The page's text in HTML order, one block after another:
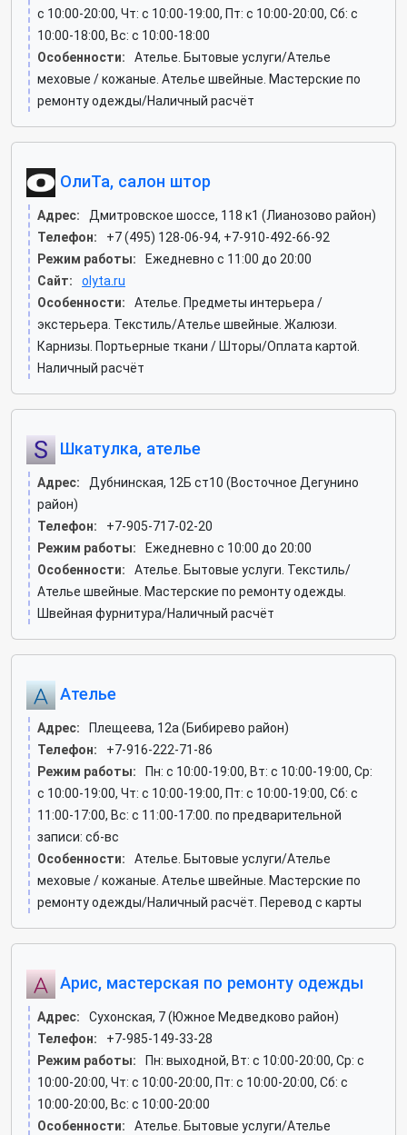
c 10:00-20:00, Чт: c 10:00-19:00, Пт: c 10:00-20:00, Сб: c
10:00-18:00, Вс: c 10:00-18:00
Особенности:
Ателье. Бытовые услуги/Ателье
меховые / кожаные. Ателье швейные. Мастерские по
ремонту одежды/Наличный расчёт
ОлиТа, салон штор
Адрес:
Дмитровское шоссе, 118 к1 (Лианозово район)
Телефон:
+7 (495) 128-06-94, +7-910-492-66-92
Режим работы:
Ежедневно с 11:00 до 20:00
Сайт:
olyta.ru
Особенности:
Ателье. Предметы интерьера /
экстерьера. Текстиль/Ателье швейные. Жалюзи.
Карнизы. Портьерные ткани / Шторы/Оплата картой.
Наличный расчёт
Шкатулка, ателье
Адрес:
Дубнинская, 12Б ст10 (Восточное Дегунино
район)
Телефон:
+7-905-717-02-20
Режим работы:
Ежедневно с 10:00 до 20:00
Особенности:
Ателье. Бытовые услуги. Текстиль/
Ателье швейные. Мастерские по ремонту одежды.
Швейная фурнитура/Наличный расчёт
Ателье
Адрес:
Плещеева, 12а (Бибирево район)
Телефон:
+7-916-222-71-86
Режим работы:
Пн: c 10:00-19:00, Вт: c 10:00-19:00, Ср:
c 10:00-19:00, Чт: c 10:00-19:00, Пт: c 10:00-19:00, Сб: c
11:00-17:00, Вс: c 11:00-17:00. по предварительной
записи: сб-вс
Особенности:
Ателье. Бытовые услуги/Ателье
меховые / кожаные. Ателье швейные. Мастерские по
ремонту одежды/Наличный расчёт. Перевод с карты
Арис, мастерская по ремонту одежды
Адрес:
Сухонская, 7 (Южное Медведково район)
Телефон:
+7-985-149-33-28
Режим работы:
Пн: выходной, Вт: c 10:00-20:00, Ср: c
10:00-20:00, Чт: c 10:00-20:00, Пт: c 10:00-20:00, Сб: c
10:00-20:00, Вс: c 10:00-20:00
Особенности:
Ателье. Бытовые услуги/Ателье